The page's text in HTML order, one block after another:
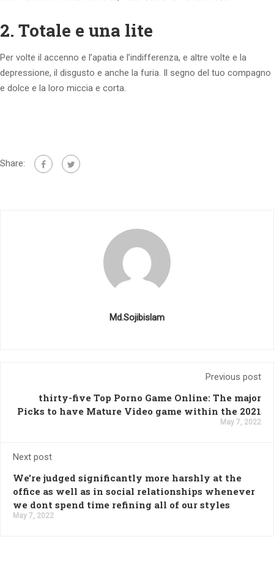
2. Totale e una lite
Per volte il accenno e l’apatia e l’indifferenza, e altre volte e la
depressione, il disgusto e anche la furia. Il segno del tuo compagno
e dolce e la loro miccia e corta.
Share:
Md.Sojibislam
Previous post
thirty-five Top Porno Game Online: The major
Picks to have Mature Video game within the 2021
May 7, 2022
Next post
We're judged significantly more harshly at the
office as well as in social relationships whenever
we dont spend time refining all of our styles
May 7, 2022